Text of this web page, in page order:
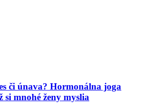
či únava? Hormonálna joga
si mnohé ženy myslia